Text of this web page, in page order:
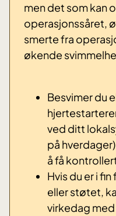
men det som kan
operasjonssåret, ø
smerte fra
økende
Besvimer du
ved ditt
på
å få
Hvis du er i
eller støtet,
virkedag